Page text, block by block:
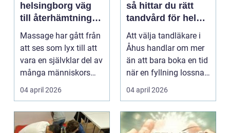
helsingborg väg
till återhämtning
och hållbar hälsa
Massage har gått från
att ses som lyx till att
vara en självklar del av
många människors
friskvård. ...
04 april 2026
så hittar du rätt
tandvård för hela
familjen
Att välja tandläkare i
Åhus handlar om mer
än att bara boka en tid
när en fyllning lossnar
eller en ...
04 april 2026